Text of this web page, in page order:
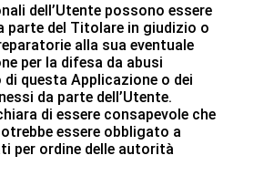
dell’Utente possono essere
parte del Titolare in giudizio o
alla sua eventuale
per la difesa da abusi
di questa Applicazione o dei
da parte dell’Utente.
di essere consapevole che
essere obbligato a
per ordine delle autorità